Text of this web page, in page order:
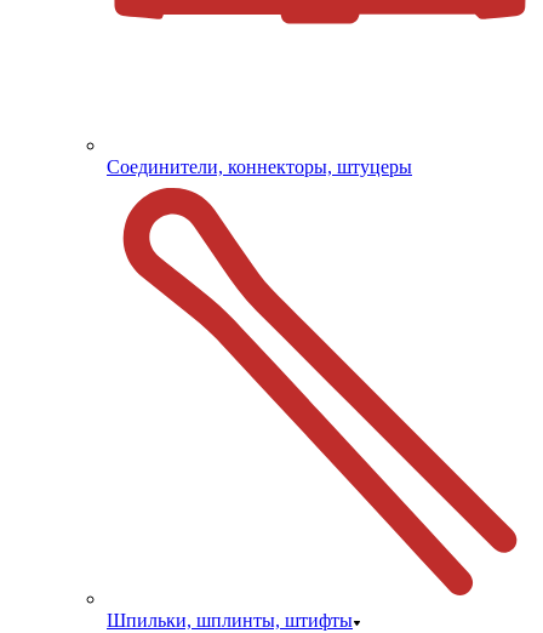
Соединители, коннекторы, штуцеры
Шпильки, шплинты, штифты